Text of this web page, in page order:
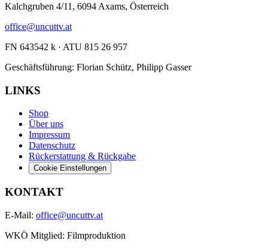
Kalchgruben 4/11, 6094 Axams, Österreich
office@uncuttv.at
FN 643542 k · ATU 815 26 957
Geschäftsführung: Florian Schütz, Philipp Gasser
LINKS
Shop
Über uns
Impressum
Datenschutz
Rückerstattung & Rückgabe
Cookie Einstellungen
KONTAKT
E-Mail: office@uncuttv.at
WKÖ Mitglied: Filmproduktion